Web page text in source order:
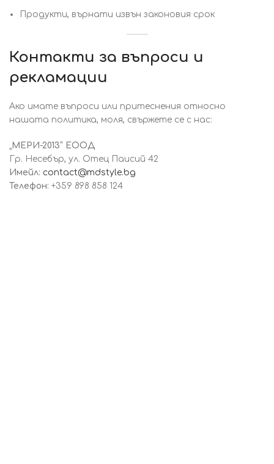
Продукти, върнати извън законовия срок
Контакти за въпроси и
рекламации
Ако имате въпроси или притеснения относно
нашата политика, моля, свържете се с нас:
„МЕРИ-2013“ ЕООД
Гр. Несебър, ул. Отец Паисий 42
Имейл: contact@mdstyle.bg
Телефон: +359 898 858 124